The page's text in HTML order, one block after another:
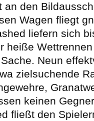
an den
Wagen fliegt
liefern sich
heiße
Neun
zielsuchende
keinen
fließt den